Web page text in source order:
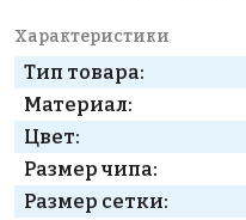
Характеристики
Тип товара:
Материал:
Цвет:
Размер чипа:
Размер сетки: